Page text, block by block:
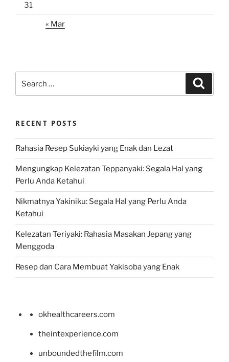
31
« Mar
for:
RECENT POSTS
Rahasia Resep Sukiayki yang Enak dan Lezat
Mengungkap Kelezatan Teppanyaki: Segala Hal yang
Perlu Anda Ketahui
Nikmatnya Yakiniku: Segala Hal yang Perlu Anda
Ketahui
Kelezatan Teriyaki: Rahasia Masakan Jepang yang
Menggoda
Resep dan Cara Membuat Yakisoba yang Enak
okhealthcareers.com
theintexperience.com
unboundedthefilm.com